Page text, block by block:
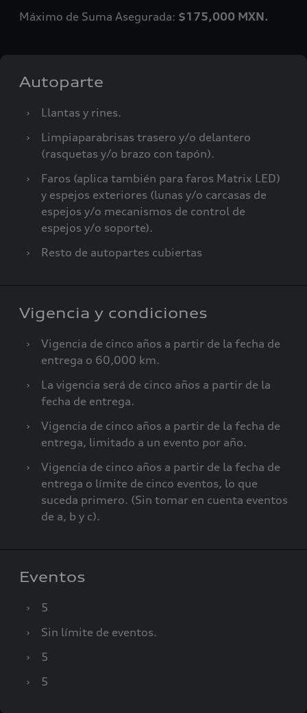
Máximo de Suma Asegurada: $175,000 MXN.
Autoparte
›
Llantas y rines.
›
Limpiaparabrisas trasero y/o delantero
(rasquetas y/o brazo con tapón).
›
Faros (aplica también para faros Matrix LED)
y espejos exteriores (lunas y/o carcasas de
espejos y/o mecanismos de control de
espejos y/o soporte).
›
Resto de autopartes cubiertas
Vigencia y condiciones
›
Vigencia de cinco años a partir de la fecha de
entrega o 60,000 km.
›
La vigencia será de cinco años a partir de la
fecha de entrega.
›
Vigencia de cinco años a partir de la fecha de
entrega, limitado a un evento por año.
›
Vigencia de cinco años a partir de la fecha de
entrega o límite de cinco eventos, lo que
suceda primero. (Sin tomar en cuenta eventos
de a, b y c).
Eventos
›
5
›
Sin límite de eventos.
›
5
›
5